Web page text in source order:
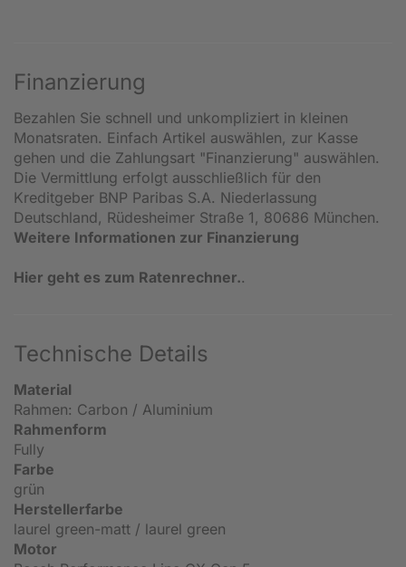
Finanzierung
Bezahlen Sie schnell und unkompliziert in kleinen
Monatsraten. Einfach Artikel auswählen, zur Kasse
gehen und die Zahlungsart "Finanzierung" auswählen.
Die Vermittlung erfolgt ausschließlich für den
Kreditgeber BNP Paribas S.A. Niederlassung
Deutschland, Rüdesheimer Straße 1, 80686 München.
Weitere Informationen zur Finanzierung
Hier geht es zum Ratenrechner..
Technische Details
Material
Rahmen: Carbon / Aluminium
Rahmenform
Fully
Farbe
grün
Herstellerfarbe
laurel green-matt / laurel green
Motor